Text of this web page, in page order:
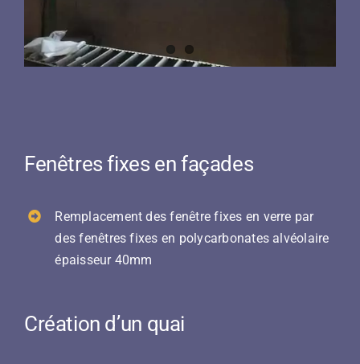
Fenêtres fixes en façades
Remplacement des fenêtre fixes en verre par
des fenêtres fixes en polycarbonates alvéolaire
épaisseur 40mm
Création d’un quai